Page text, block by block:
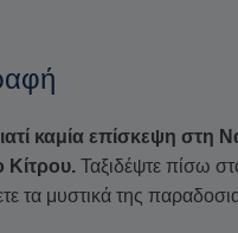
καμία επίσκεψη στη
Κίτρου. Ταξιδέψτε πίσω
τα μυστικά της